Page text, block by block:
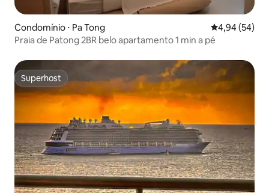
Condomínio ⋅ Pa Tong 4,94 de uma
4,94 (54)
Praia de Patong 2BR belo apartamento 1 min a pé
Superhost
Superhost